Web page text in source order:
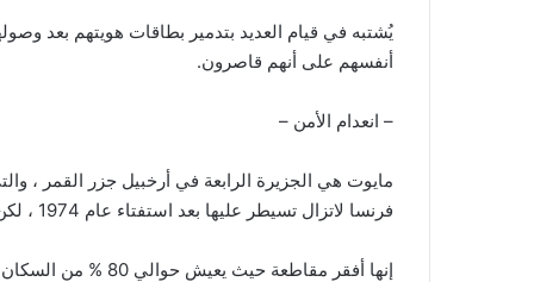
يُشتبه في قيام العديد بتدمير بطاقات هويتهم بعد
أنفسهم على أنهم قاصرون.
– انعدام الأمن –
مايوت هي الجزيرة الرابعة في أرخبيل جزر القمر ،
فرنسا لاتزال تسيطر عليها بعد استفتاء عام 1974 ، لكن لا يزال اتحاد جزر القمر المكون من ثلاث جزر يطالب بالجزيرة.
إنها أفقر مقاطعة حيث يعيش حوالي 80 % من السكان تحت خط الفقر ومستويات عالية من الجنوح الاجتماعي.